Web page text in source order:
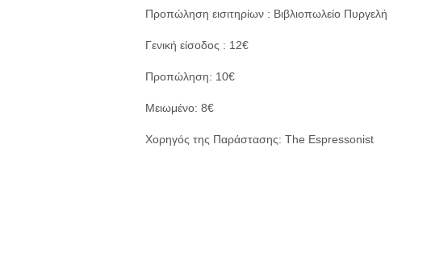
Προπώληση εισιτηρίων : Βιβλιοπωλείο Πυργελή
Γενική είσοδος : 12€
Προπώληση: 10€
Μειωμένο: 8€
Χορηγός της Παράστασης: The Espressonist